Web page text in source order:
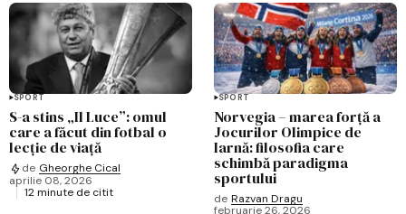
SPORT
S-a stins „Il Luce”: omul
care a făcut din fotbal o
lecție de viață
de Gheorghe Cical
aprilie 08, 2026
12 minute de citit
SPORT
Norvegia – marea forță a
Jocurilor Olimpice de
Iarnă: filosofia care
schimbă paradigma
sportului
de Razvan Dragu
februarie 26, 2026